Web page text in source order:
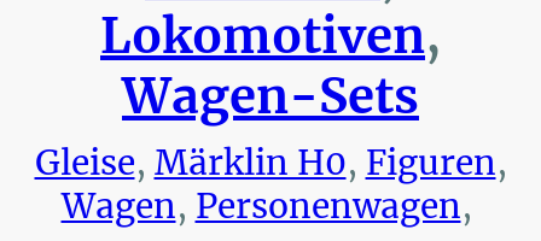
Lokomotiven,
Wagen-Sets
Gleise, Märklin H0, Figuren,
Wagen, Personenwagen,